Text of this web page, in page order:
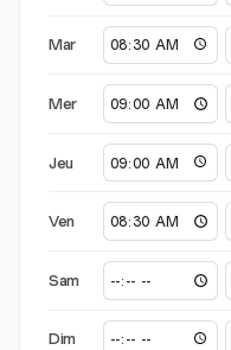
Mar
Mer
Jeu
Ven
Sam
Dim